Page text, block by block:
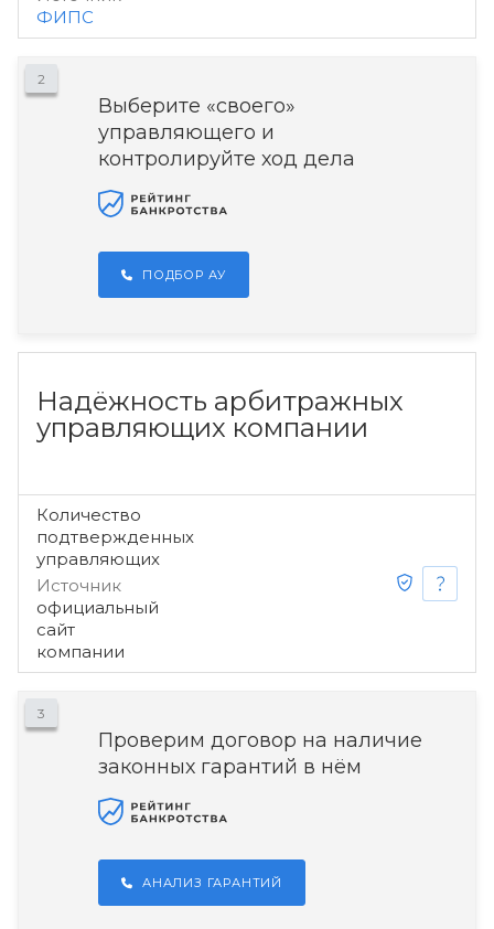
ФИПС
2
Выберите «своего»
управляющего и
контролируйте ход дела
ПОДБОР АУ
Надёжность арбитражных
управляющих компании
Количество
подтвержденных
управляющих
Источник
официальный
сайт
компании
3
Проверим договор на наличие
законных гарантий в нём
АНАЛИЗ ГАРАНТИЙ